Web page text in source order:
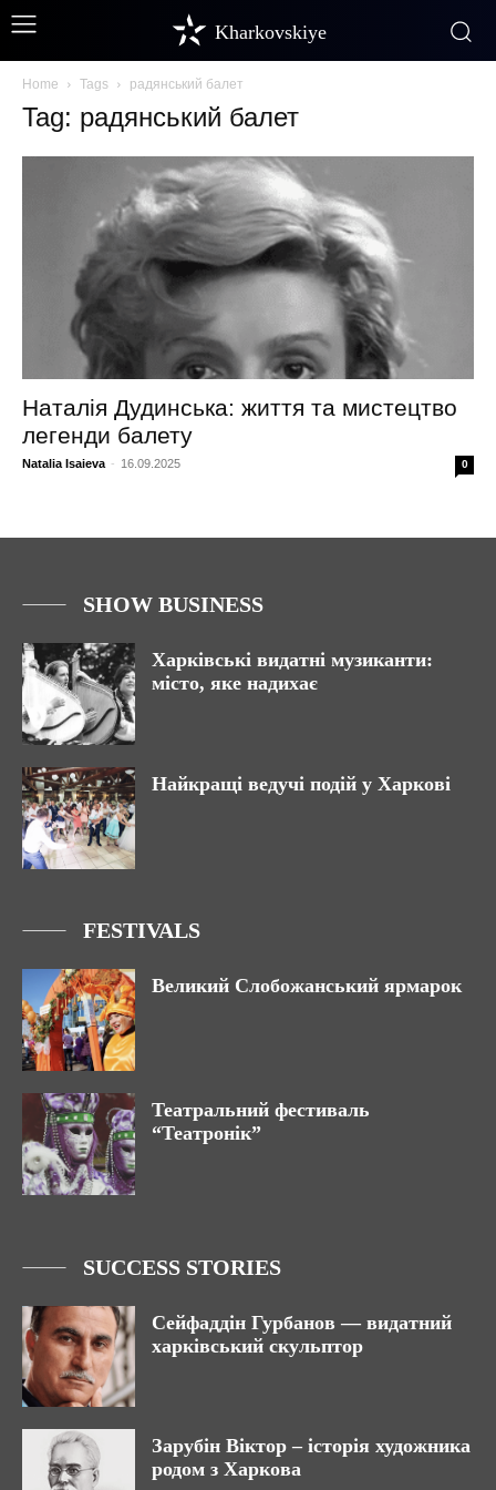
Kharkovskiye
Home Tags радянський балет
Tag: радянський балет
Наталія Дудинська: життя та мистецтво
легенди балету
Natalia Isaieva - 16.09.2025 0
SHOW BUSINESS
Харківські видатні музиканти:
місто, яке надихає
Найкращі ведучі подій у Харкові
FESTIVALS
Великий Слобожанський ярмарок
Театральний фестиваль
“Театронік”
SUCCESS STORIES
Сейфаддін Гурбанов — видатний
харківський скульптор
Зарубін Віктор – історія художника
родом з Харкова